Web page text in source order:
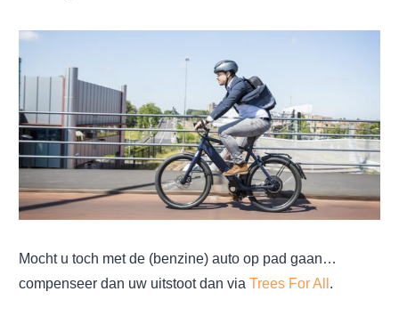
Mocht u toch met de (benzine) auto op pad gaan…
compenseer dan uw uitstoot dan via Trees For All .